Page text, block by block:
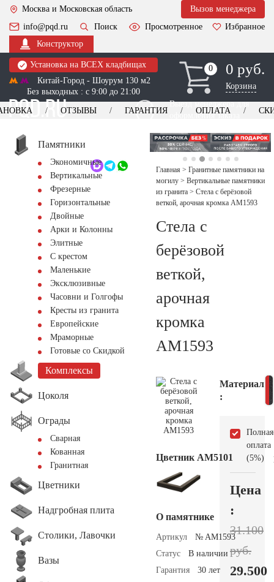
Москва и Московская область
Вызов менеджера
info@pqd.ru
Поиск Просмотренное
Избранное
Конструктор
Установка на ВСЕХ кладбищах
Китай-Город - Шоурум 130 м2
Без выходных : с 9:00 до 21:00
0
0 0 руб.
Корзина
Выезд менеджера для
оформления заказа
+7 (495) 518-44-23
Обратный звонок
ОТЗЫВЫ ГАРАНТИЯ ОПЛАТА
Памятники
Экономичные
Вертикальные
Фрезерные
Горизонтальные
Двойные
Арки и Колонны
Элитные
С крестом
Маленькие
Эксклюзивные
Часовни и Голгофы
Кресты из гранита
Европейские
Мраморные
Готовые со Скидкой
Комплексы
Цоколя
Ограды
Сварная
Кованная
Гранитная
Цветники
Надгробная плита
Столики, Лавочки
Вазы
Главная > Гранитные памятники на
могилу > Вертикальные памятники
из гранита > Стела с берёзовой
веткой, арочная кромка AM1593
Стела с
берёзовой
веткой,
арочная
кромка
AM1593
Цветник АМ5101
О памятнике
Артикул
№ AM1593
Статус
В наличии
Гарантия
30 лет
Материал
:
Полная
оплата
(5%)
Цена
:
31.100
руб.
29.500